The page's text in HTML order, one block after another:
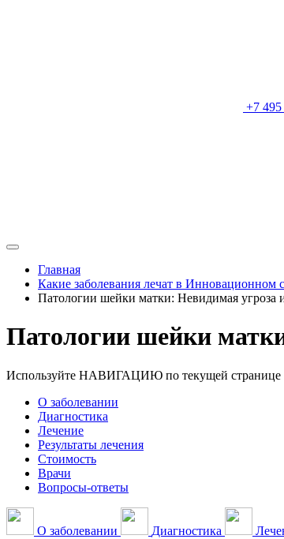
+7
Главная
Какие заболевания лечат в Инновационном
Патологии шейки матки: Невидимая угроза
Патологии шейки
Используйте НАВИГАЦИЮ по текущей странице
О заболевании
Диагностика
Лечение
Результаты лечения
Стоимость
Врачи
Вопросы-ответы
О заболевании Диагностика